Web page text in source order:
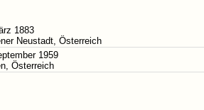
1883
Neustadt, Österreich
1959
Österreich